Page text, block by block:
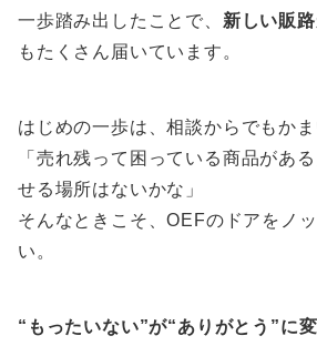
一歩踏み出したことで、 新しい販
もたくさん届いています。
はじめの一歩は、相談からでもかま
「売れ残って困っている商品があ
せる場所はないかな」
そんなときこそ、OEFのドアをノ
い。
“もったいない”が“ありがとう”に